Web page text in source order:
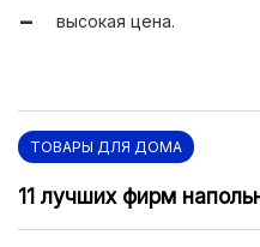
высокая цена.
ТОВАРЫ ДЛЯ ДОМА
11 лучших фирм